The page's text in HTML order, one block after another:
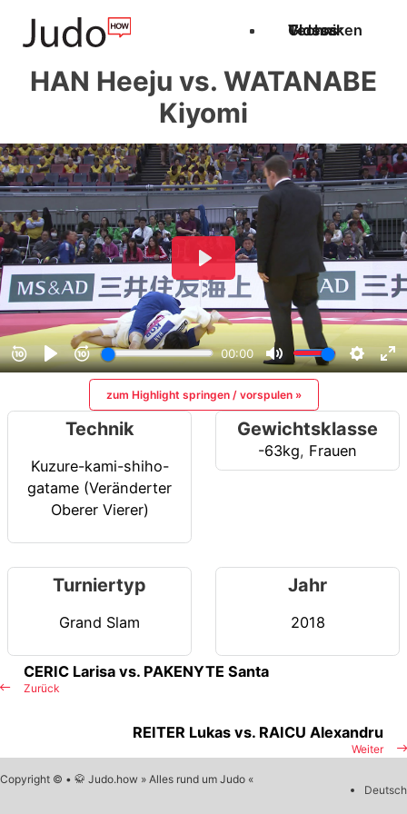
Techniken
Videos
Glossar
HAN Heeju vs. WATANABE
Kiyomi
zum Highlight springen / vorspulen »
Technik
Kuzure-kami-shiho-
gatame (Veränderter
Oberer Vierer)
Gewichtsklasse
-63kg, Frauen
Turniertyp
Grand Slam
Jahr
2018
Zurück
CERIC Larisa vs. PAKENYTE Santa
Weiter
REITER Lukas vs. RAICU Alexandru
Copyright © • 🥋 Judo.how » Alles rund um Judo «
Deutsch